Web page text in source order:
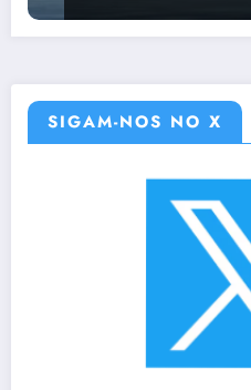
SIGAM-NOS NO X